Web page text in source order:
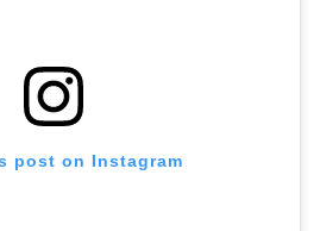
post on Instagram